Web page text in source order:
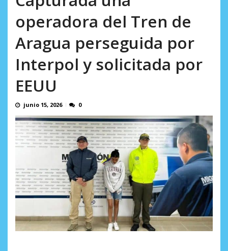
operadora del Tren de
Aragua perseguida por
Interpol y solicitada por
EEUU
junio 15, 2026 0